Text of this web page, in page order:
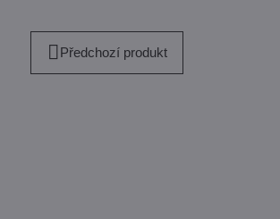
Předchozí produkt